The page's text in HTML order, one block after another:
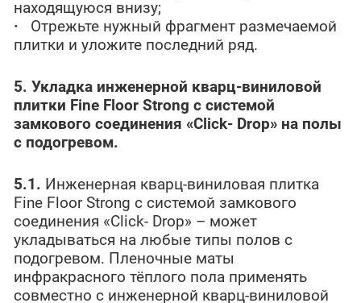
находящуюся внизу;
· Отрежьте нужный фрагмент размечаемой
плитки и уложите последний ряд.
5. Укладка инженерной кварц-виниловой
плитки Fine Floor Strong с системой
замкового соединения «Click- Drop» на полы
с подогревом.
5.1. Инженерная кварц-виниловая плитка
Fine Floor Strong с системой замкового
соединения «Click- Drop» – может
укладываться на любые типы полов с
подогревом. Пленочные маты
инфракрасного тёплого пола применять
совместно с инженерной кварц-виниловой